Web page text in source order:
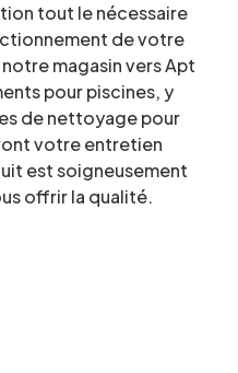
tout le nécessaire
de votre
magasin vers Apt
pour piscines, y
de nettoyage pour
votre entretien
est soigneusement
offrir la qualité.